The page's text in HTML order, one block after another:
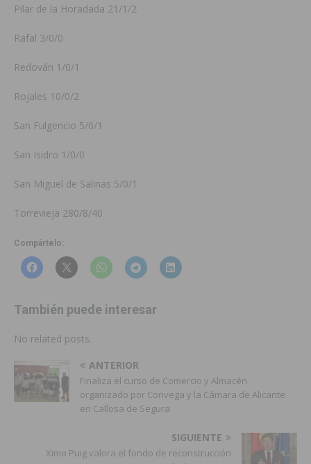
Pilar de la Horadada 21/1/2
Rafal 3/0/0
Redován 1/0/1
Rojales 10/0/2
San Fulgencio 5/0/1
San Isidro 1/0/0
San Miguel de Salinas 5/0/1
Torrevieja 280/8/40
Compártelo:
También puede interesar
No related posts.
ANTERIOR
Finaliza el curso de Comercio y Almacén
organizado por Convega y la Cámara de Alicante
en Callosa de Segura
SIGUIENTE
Ximo Puig valora el fondo de reconstrucción